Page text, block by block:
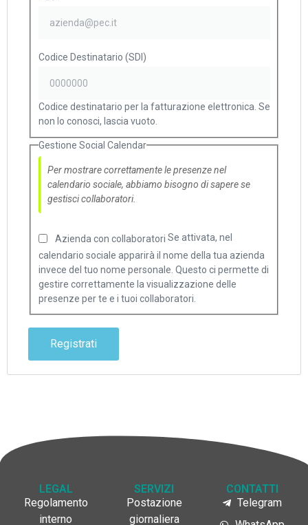
Codice Destinatario (SDI)
Codice destinatario per la fatturazione elettronica. Se
non lo conosci, lascia vuoto.
Gestione Social Calendar
Per mostrare correttamente le presenze nel
calendario sociale, abbiamo bisogno di sapere se
gestisci collaboratori.
Azienda con collaboratori Se attivata, nel
calendario sociale apparirà il nome della tua azienda
invece del tuo nome personale. Questo ci permette di
gestire correttamente la visualizzazione delle
presenze per te e i tuoi collaboratori.
Registrati
LEGAL
Regolamento
interno
SERVIZI
Postazione
giornaliera
CONTATTI
Telegram